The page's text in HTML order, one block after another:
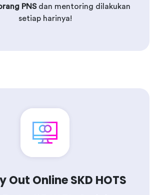
PNSdan mentoring dilakukan
setiap harinya!
Out Online SKD HOTS